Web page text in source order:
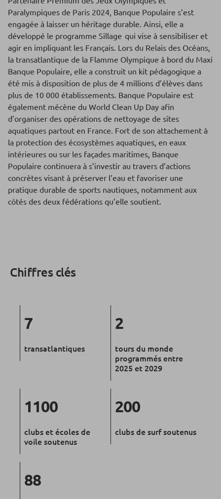
Paralympiques de Paris 2024, Banque Populaire s’est
engagée à laisser un héritage durable. Ainsi, elle a
développé le programme Sillage qui vise à sensibiliser et
agir en impliquant les Français. Lors du Relais des Océans,
la transatlantique de la Flamme Olympique à bord du Maxi
Banque Populaire, elle a construit un kit pédagogique a
été mis à disposition de plus de 4 millions d’élèves dans
plus de 10 000 établissements. Banque Populaire est
également mécène du World Clean Up Day afin
d’organiser des opérations de nettoyage de sites
aquatiques partout en France. Fort de son attachement à
la protection des écosystèmes aquatiques, en eaux
intérieures ou sur les façades maritimes, Banque
Populaire continuera à s’investir au travers d’actions
concrètes visant à préserver l’eau et favoriser une
pratique durable de sports nautiques, notamment aux
côtés des deux fédérations qu’elle soutient.
Chiffres clés
7
transatlantiques
2
tours du monde
programmés entre
2025 et 2029
1100
clubs et écoles de
voile soutenus
200
clubs de surf soutenus
88